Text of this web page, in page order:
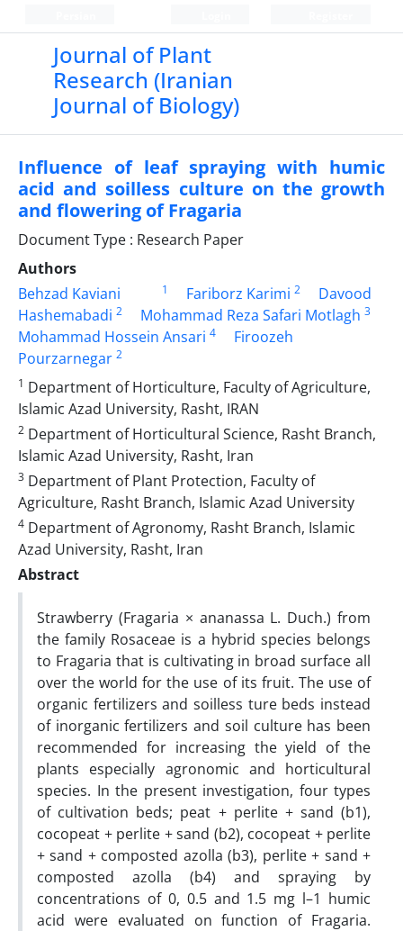
Journal of Plant
Research (Iranian
Journal of Biology)
Influence of leaf spraying with humic
acid and soilless culture on the growth
and flowering of Fragaria
Document Type : Research Paper
Authors
Behzad Kaviani
1 Fariborz Karimi 2
Davood
Hashemabadi 2 Mohammad Reza Safari Motlagh 3
Mohammad Hossein Ansari 4
Firoozeh
Pourzarnegar 2
1 Department of Horticulture, Faculty of Agriculture,
Islamic Azad University, Rasht, IRAN
2 Department of Horticultural Science, Rasht Branch,
Islamic Azad University, Rasht, Iran
3 Department of Plant Protection, Faculty of
Agriculture, Rasht Branch, Islamic Azad University
4 Department of Agronomy, Rasht Branch, Islamic
Azad University, Rasht, Iran
Abstract
Strawberry (Fragaria × ananassa L. Duch.) from
the family Rosaceae is a hybrid species belongs
to Fragaria that is cultivating in broad surface all
over the world for the use of its fruit. The use of
organic fertilizers and soilless ture beds instead
of inorganic fertilizers and soil culture has been
recommended for increasing the yield of the
plants especially agronomic and horticultural
species. In the present investigation, four types
of cultivation beds; peat + perlite + sand (b1),
cocopeat + perlite + sand (b2), cocopeat + perlite
+ sand + composted azolla (b3), perlite + sand +
composted azolla (b4) and spraying by
concentrations of 0, 0.5 and 1.5 mg l–1 humic
acid were evaluated on function of Fragaria.